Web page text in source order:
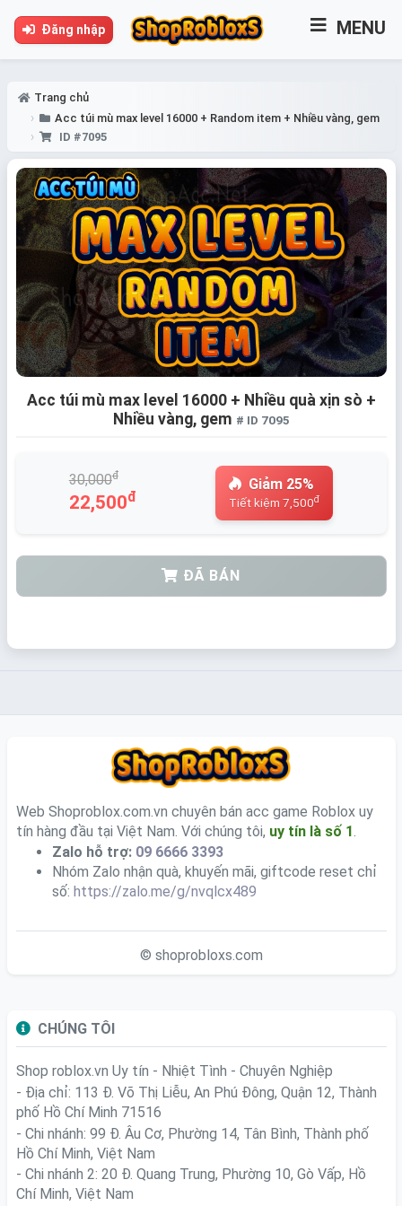
Đăng nhập MENU
Trang chủ
Acc túi mù max level 16000 + Random item + Nhiều vàng, gem
ID #7095
Acc túi mù max level 16000 + Nhiều quà xịn sò +
Nhiều vàng, gem # ID 7095
30,000đ
22,500đ
Giảm 25%
Tiết kiệm 7,500đ
ĐÃ BÁN
Web Shoproblox.com.vn chuyên bán acc game Roblox uy
tín hàng đầu tại Việt Nam. Với chúng tôi, uy tín là số 1.
Zalo hỗ trợ: 09 6666 3393
Nhóm Zalo nhận quà, khuyến mãi, giftcode reset chỉ
số: https://zalo.me/g/nvqlcx489
© shoprobloxs.com
CHÚNG TÔI
Shop roblox.vn Uy tín - Nhiệt Tình - Chuyên Nghiệp
- Địa chỉ: 113 Đ. Võ Thị Liễu, An Phú Đông, Quận 12, Thành
phố Hồ Chí Minh 71516
- Chi nhánh: 99 Đ. Âu Cơ, Phường 14, Tân Bình, Thành phố
Hồ Chí Minh, Việt Nam
- Chi nhánh 2: 20 Đ. Quang Trung, Phường 10, Gò Vấp, Hồ
Chí Minh, Việt Nam